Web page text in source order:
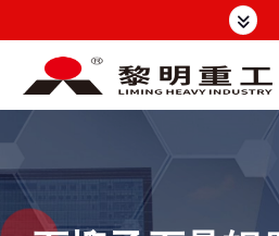
转
容 大修渣磨粉机，矿渣立磨